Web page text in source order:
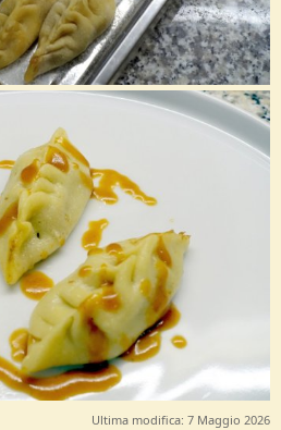
Ultima modifica: 7 Maggio 2026